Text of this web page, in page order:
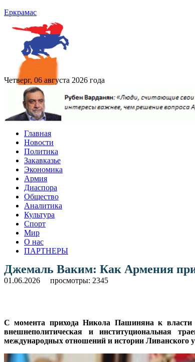
Еркрамас
Четверг, 06 августа 2026 года
Главная
Новости
Политика
Закавказье
Экономика
Армия
Диаспора
Общество
Аналитика
Культура
Спорт
Мир
О нас
ПАРТНЕРЫ
Джемаль Ваким: Как Армения при
01.06.2026 просмотры: 2345
С момента прихода Никола Пашиняна к власти
внешнеполитическая и институциональная
международных отношений и истории Ливанского